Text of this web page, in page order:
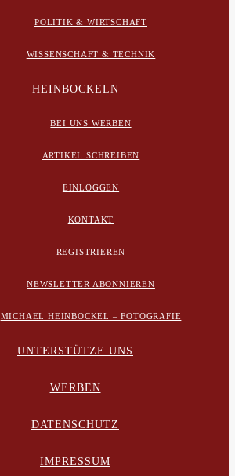
POLITIK & WIRTSCHAFT
WISSENSCHAFT & TECHNIK
HEINBOCKELN
BEI UNS WERBEN
ARTIKEL SCHREIBEN
EINLOGGEN
KONTAKT
REGISTRIEREN
NEWSLETTER ABONNIEREN
MICHAEL HEINBOCKEL – FOTOGRAFIE
UNTERSTÜTZE UNS
WERBEN
DATENSCHUTZ
IMPRESSUM